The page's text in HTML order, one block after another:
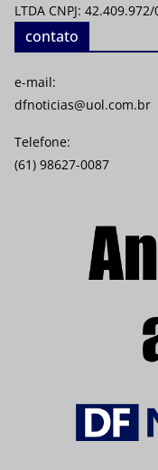
LTDA CNPJ:
contato
e-mail:
dfnoticias@uol.com.br
Telefone:
(61) 98627-0087